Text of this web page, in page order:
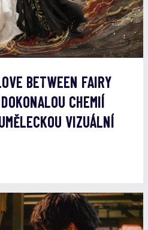
BETWEEN FAIRY
CHEMIÍ
VIZUÁLNÍ